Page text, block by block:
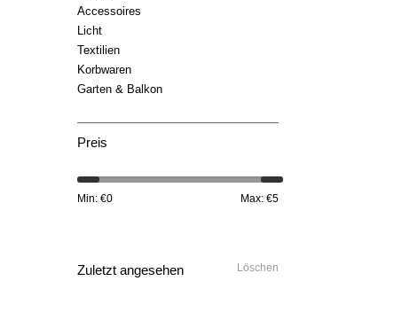
Accessoires
Licht
Textilien
Korbwaren
Garten & Balkon
Preis
Min: €0 Max: €5
Zuletzt angesehen Löschen